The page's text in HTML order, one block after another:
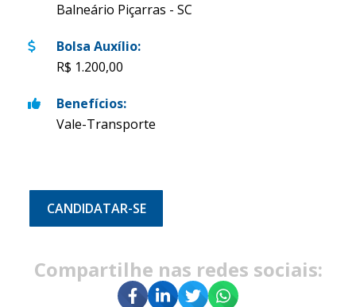
Balneário Piçarras - SC
Bolsa Auxílio:
R$ 1.200,00
Benefícios:
Vale-Transporte
CANDIDATAR-SE
Compartilhe nas redes sociais: